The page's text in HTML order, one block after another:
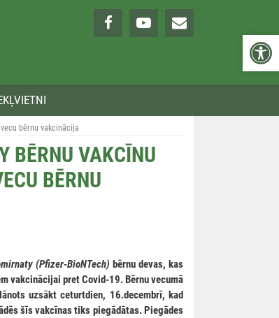
bērnu vakcinācija
BĒRNU VAKCĪNU
BĒRNU
(Pfizer-BioNTech) bērnu devas, kas
vakcinācijai pret Covid-19. Bērnu vecumā
uzsākt ceturtdien, 16.decembrī, kad
šīs vakcīnas tiks piegādātas. Piegādes